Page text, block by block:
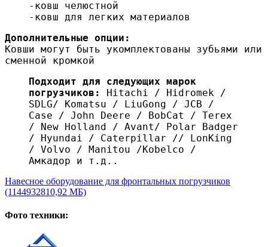
-ковш челюстной
-ковш для легких материалов
Дополнительные опции:
Ковши могут быть укомплектованы зубьями или
сменной кромкой
Подходит для следующих марок
погрузчиков:
Hitachi / Hidromek /
SDLG/ Komatsu / LiuGong / JCB /
Case / John Deere / BobCat / Terex
/ New Holland / Avant/ Polar Badger
/ Hyundai / Caterpillar // LonKing
/ Volvo / Manitou /Kobelco /
Амкадор и т.д..
Навесное оборудование для фронтальных погрузчиков
(1144932810,92 МБ)
Фото техники: